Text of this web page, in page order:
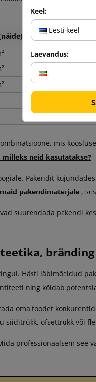
Omadused
Väga hea
Parem
Universaalne
Väga õhuke
Kõige õhem
mis
neid kasutatakse?
Pakendit
pakendimaterjale ,
suurendada pakendi
Hästi läbimõeldud
ning köidab
oma toodet
siiditrükk, ofsettrükk või
professionaalsem
Keel:
Eesti keel
Laevandus: